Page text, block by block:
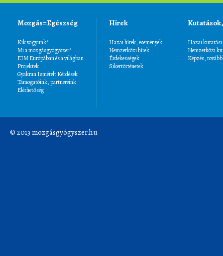
Mozgás=Egészség
Kik vagyunk?
Mi a mozgásgyógyszer?
EIM Európában és a világban
Projektek
Gyakran Ismételt Kérdések
Támogatóink, partnereink
Elérhetőség
Hírek
Hazai hírek, események
Nemzetközi hírek
Érdekességek
Sikertörténetek
Hazai kutatási
Nemzetközi
Képzés,
© 2013 mozgásgyógyszer.hu